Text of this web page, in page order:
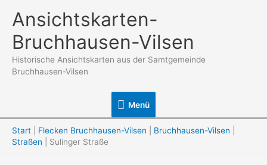
Inhalt
springen
Ansichtskarten-
Bruchhausen-Vilsen
Historische Ansichtskarten aus der Samtgemeinde
Bruchhausen-Vilsen
Menü
Menü
Start Flecken Bruchhausen-Vilsen
Bruchhausen-Vilsen
Straßen
Sulinger Straße